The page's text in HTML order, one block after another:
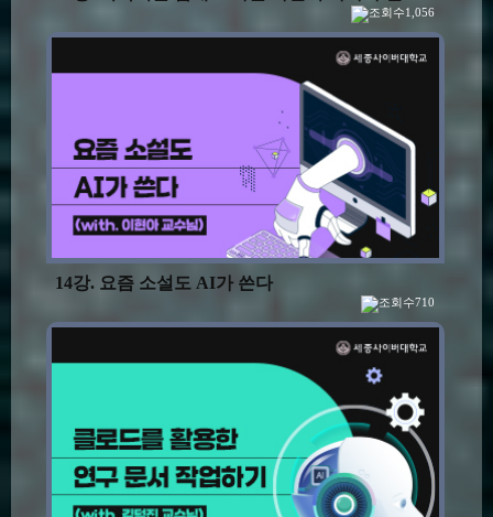
1,056
14강. 요즘 소설도 AI가 쓴다
710